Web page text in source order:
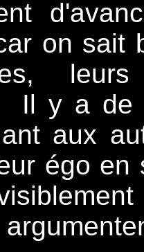
on sait
Il y a de
aux
égo en